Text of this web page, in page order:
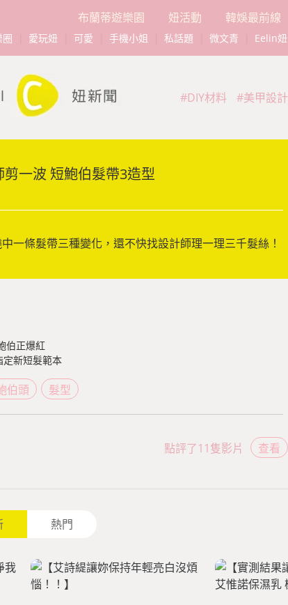
布蘭蒂遊樂園 妞活動 韓娛最前線
圈 愛玩妞 可愛 手機小姐 私話題 微文青 Eelin妞
#DIY材料 #美甲設計
一波 短鮑伯髮帶3造型
一條髮帶三種變化，還不快找設計師理一理三千髮絲！
伯正爆紅
定新短髮範本
伯頭 髮型
查看
點評了11隻影片
熱門